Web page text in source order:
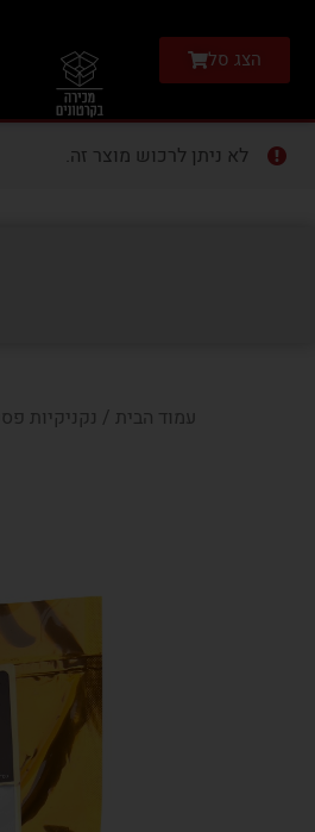
הצג סל
לא ניתן לרכוש מוצר זה.
עמוד הבית / נקניקיות